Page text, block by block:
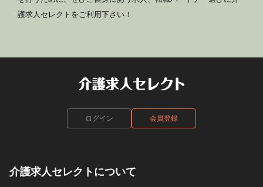
護求人セレクトをご利用下さい！
ログイン 会員登録
介護求人セレクトについて